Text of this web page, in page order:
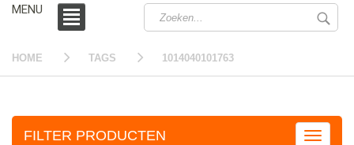
MENU
HOME TAGS 1014040101763
FILTER PRODUCTEN